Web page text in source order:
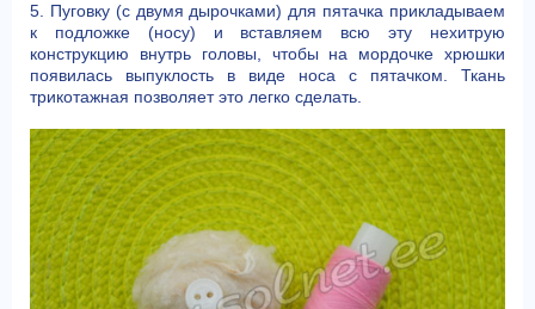
5. Пуговку (с двумя дырочками) для пятачка прикладываем
к подложке (носу) и вставляем всю эту нехитрую
конструкцию внутрь головы, чтобы на мордочке хрюшки
появилась выпуклость в виде носа с пятачком. Ткань
трикотажная позволяет это легко сделать.